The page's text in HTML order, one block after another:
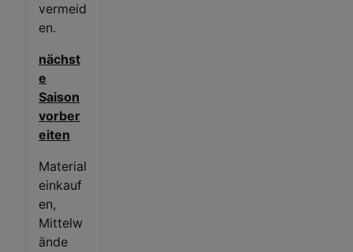
vermeid
en.
nächst
e
Saison
vorber
eiten
Material
einkauf
en,
Mittelw
ände